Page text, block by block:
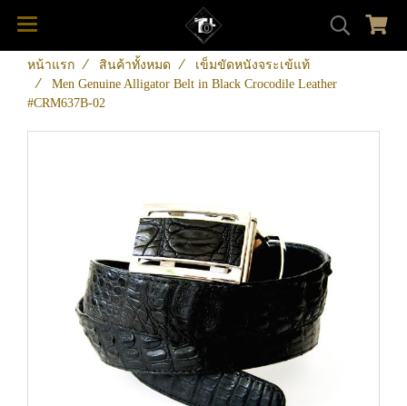
หน้าแรก สินค้าทั้งหมด
เข็มขัดหนังจระเข้แท้
Men Genuine Alligator Belt in Black Crocodile Leather
#CRM637B-02